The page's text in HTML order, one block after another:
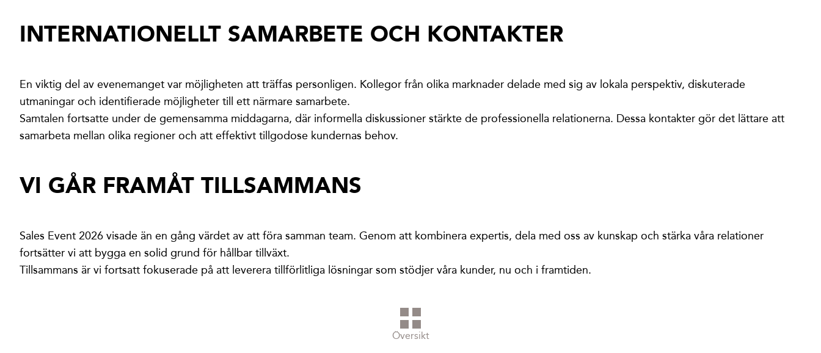
INTERNATIONELLT SAMARBETE OCH KONTAKTER
En viktig del av evenemanget var möjligheten att träffas personligen. Kollegor från olika marknader delade med sig av lokala perspektiv, diskuterade
utmaningar och identifierade möjligheter till ett närmare samarbete.
Samtalen fortsatte under de gemensamma middagarna, där informella diskussioner stärkte de professionella relationerna. Dessa kontakter gör det lättare att
samarbeta mellan olika regioner och att effektivt tillgodose kundernas behov.
VI GÅR FRAMÅT TILLSAMMANS
Sales Event 2026 visade än en gång värdet av att föra samman team. Genom att kombinera expertis, dela med oss av kunskap och stärka våra relationer
fortsätter vi att bygga en solid grund för hållbar tillväxt.
Tillsammans är vi fortsatt fokuserade på att leverera tillförlitliga lösningar som stödjer våra kunder, nu och i framtiden.
Översikt